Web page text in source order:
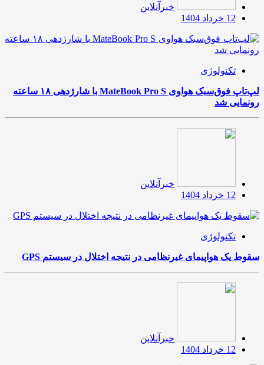
خبرآنلاین
12 خرداد 1404
تکنولوژی
لپ‌تاپ فوق‌سبک هواوی MateBook Pro S با شارژدهی ۱۸ ساعته
رونمایی شد
خبرآنلاین
12 خرداد 1404
تکنولوژی
سقوط یک هواپیمای غیرنظامی در نتیجه اختلال در سیستم‌ GPS
خبرآنلاین
12 خرداد 1404